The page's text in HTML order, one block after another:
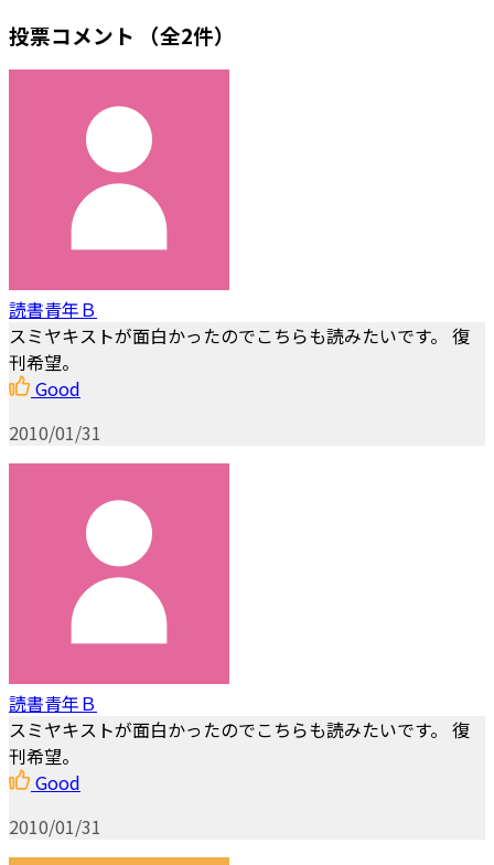
投票コメント （全2件）
読書青年Ｂ
スミヤキストが面白かったのでこちらも読みたいです。 復
刊希望。
Good
2010/01/31
読書青年Ｂ
スミヤキストが面白かったのでこちらも読みたいです。 復
刊希望。
Good
2010/01/31